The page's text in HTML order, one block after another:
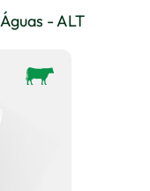
- ALT